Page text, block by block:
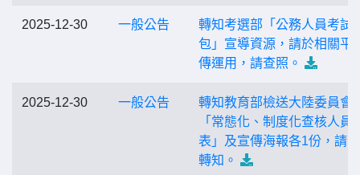
2025-12-30 一般公告
轉知考選部「公務人員考試
包」宣導資源，請於相關平
傳運用，請查照。
2025-12-30 一般公告
轉知教育部檢送大陸委員會
「常態化、制度化查核人員
表」及宣傳海報各1份，請
轉知。